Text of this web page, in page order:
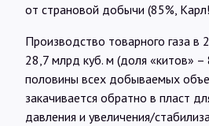
от страновой добычи (85%,
Производство товарного газа в
28,7 млрд куб. м (доля «китов» –
половины всех добываемых
закачивается обратно в пласт
давления и увеличения/